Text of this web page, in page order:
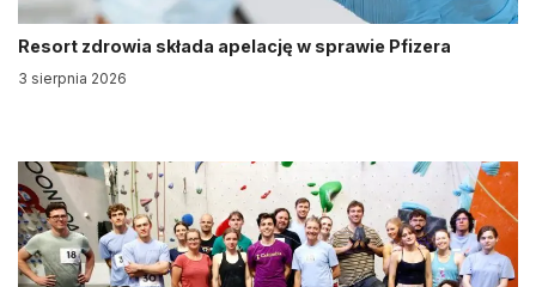
Resort zdrowia składa apelację w sprawie Pfizera
3 sierpnia 2026